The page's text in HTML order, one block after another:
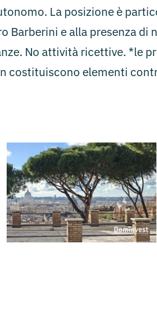
La posizione è
Barberini e alla presenza di
No attività ricettive. *le
costituiscono elementi